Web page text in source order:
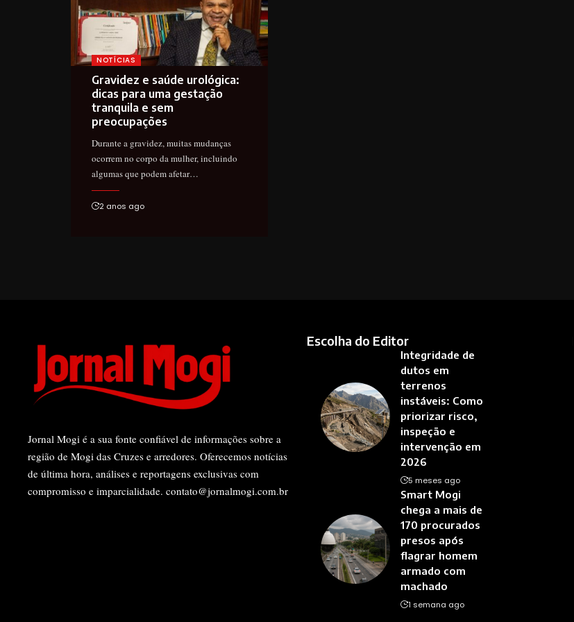
NOTÍCIAS
Gravidez e saúde urológica:
dicas para uma gestação
tranquila e sem
preocupações
Durante a gravidez, muitas mudanças
ocorrem no corpo da mulher, incluindo
algumas que podem afetar…
2 anos ago
Jornal Mogi é a sua fonte confiável de informações sobre a
região de Mogi das Cruzes e arredores. Oferecemos notícias
de última hora, análises e reportagens exclusivas com
compromisso e imparcialidade. contato@jornalmogi.com.br
Escolha do Editor
Integridade de
dutos em
terrenos
instáveis: Como
priorizar risco,
inspeção e
intervenção em
2026
5 meses ago
Smart Mogi
chega a mais de
170 procurados
presos após
flagrar homem
armado com
machado
1 semana ago